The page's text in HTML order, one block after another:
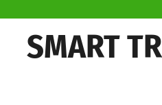
SMART